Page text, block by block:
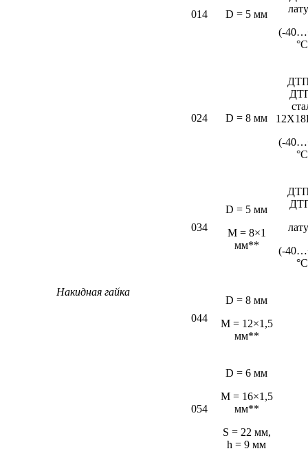
014 D = 5 мм
(-
024 D = 8 мм
(-
Накидная гайка
034
D = 5 мм
М = 8×1
мм**
(-
044
D = 8 мм
M = 12×1,5
мм**
054
D = 6 мм
М = 16×1,5
мм**
S = 22 мм,
h = 9 мм